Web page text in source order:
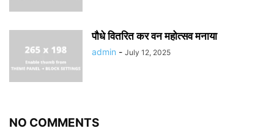
पौधे वितरित कर वन महोत्सव मनाया
admin - July 12, 2025
NO COMMENTS